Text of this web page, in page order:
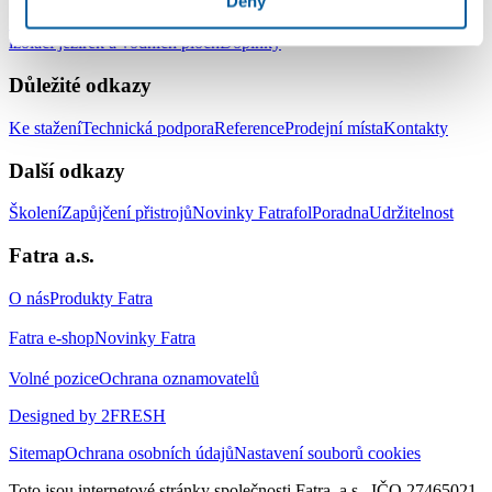
Střešní hydroizolační systémZemní hydroizolační systémSystém pro
izolaci jezírek a vodních plochDoplňky
Důležité odkazy
Ke staženíTechnická podporaReferenceProdejní místaKontakty
Další odkazy
ŠkoleníZapůjčení přistrojůNovinky FatrafolPoradnaUdržitelnost
Fatra a.s.
O násProdukty Fatra
Fatra e-shopNovinky Fatra
Volné poziceOchrana oznamovatelů
Designed by 2FRESH
SitemapOchrana osobních údajůNastavení souborů cookies